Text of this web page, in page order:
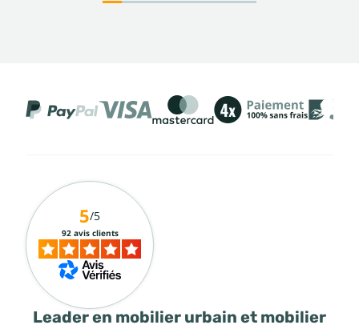
Leader en mobilier urbain et mobilier
5/5
92 avis clients